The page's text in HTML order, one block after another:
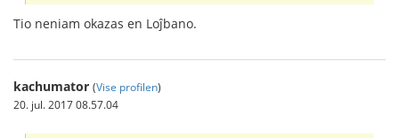
Tio neniam okazas en Loĵbano.
kachumator (Vise profilen)
20. jul. 2017 08.57.04